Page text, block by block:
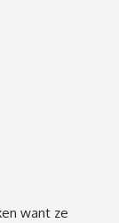
want ze